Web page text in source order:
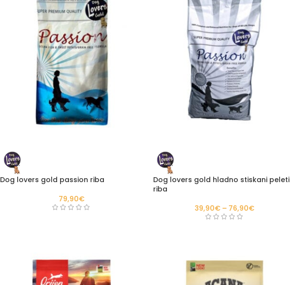
Dog lovers gold passion riba
79,90€
Dog lovers gold hladno stiskani peleti
riba
39,90€ – 76,90€